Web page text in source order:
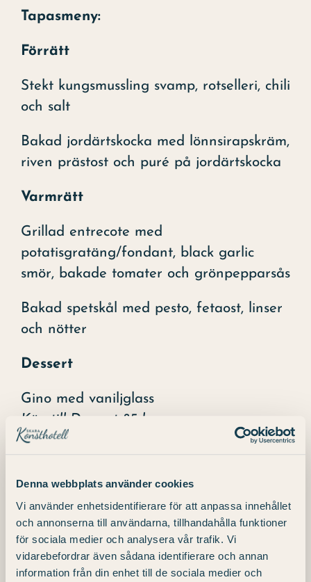
Denna webbplats använder cookies
Vi använder enhetsidentifierare för att anpassa innehållet
och annonserna till användarna, tillhandahålla funktioner
för sociala medier och analysera vår trafik. Vi
vidarebefordrar även sådana identifierare och annan
information från din enhet till de sociala medier och
Tapasmeny:
Förrätt
Stekt kungsmussling svamp, rotselleri, chili
och salt
Bakad jordärtskocka med lönnsirapskräm,
riven prästost och puré på jordärtskocka
Varmrätt
Grillad entrecote med
potatisgratäng/fondant, black garlic
smör, bakade tomater och grönpepparsås
Bakad spetskål med pesto, fetaost, linser
och nötter
Dessert
Gino med vaniljglass
Köp till Dessert 85 kr
Välkommen till en smakfull upplevelse!